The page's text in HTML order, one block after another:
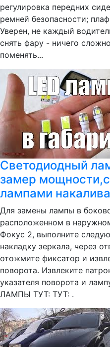
регулировка передних
ремней безопасности;
Уверен, не каждый
снять фару - ничего
поменять...
Светодиодный
замер
лампами
Для замены лампы в
расположенном в
Фокус 2, выполните
накладку зеркала, через
отожмите фиксатор и
поворота. Извлеките
указателя поворота и
ЛАМПЫ ТУТ: ТУТ: .